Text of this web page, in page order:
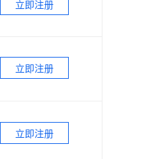
立即注册
立即注册
立即注册